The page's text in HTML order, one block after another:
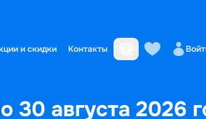
и скидки Контакты
30 августа 2026